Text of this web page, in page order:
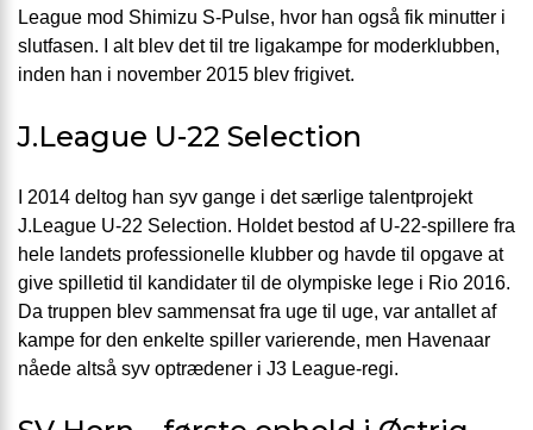
League mod Shimizu S-Pulse, hvor han også fik minutter i
slutfasen. I alt blev det til tre ligakampe for moderklubben,
inden han i november 2015 blev frigivet.
J.League U-22 Selection
I 2014 deltog han syv gange i det særlige talentprojekt
J.League U-22 Selection. Holdet bestod af U-22-spillere fra
hele landets professionelle klubber og havde til opgave at
give spilletid til kandidater til de olympiske lege i Rio 2016.
Da truppen blev sammensat fra uge til uge, var antallet af
kampe for den enkelte spiller varierende, men Havenaar
nåede altså syv optrædener i J3 League-regi.